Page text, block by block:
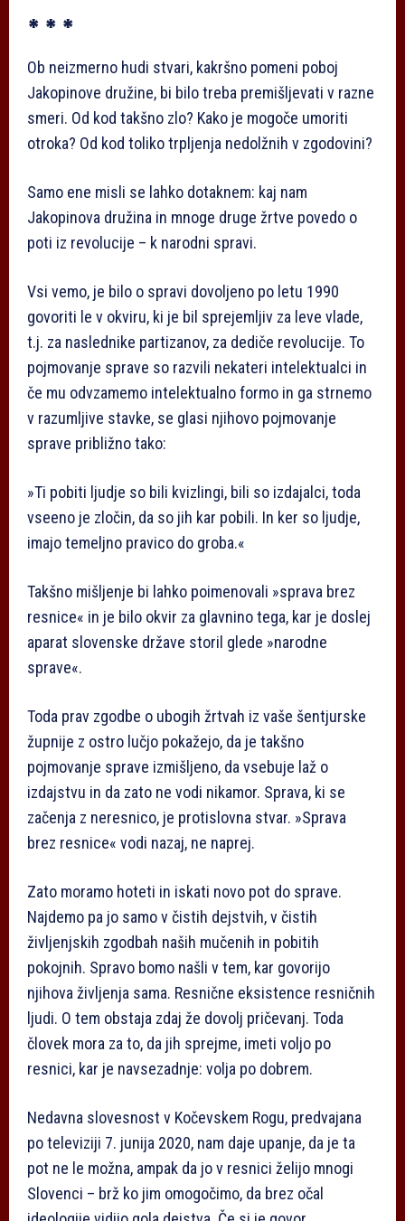
* * *
Ob neizmerno hudi stvari, kakršno pomeni poboj
Jakopinove družine, bi bilo treba premišljevati v razne
smeri. Od kod takšno zlo? Kako je mogoče umoriti
otroka? Od kod toliko trpljenja nedolžnih v zgodovini?
Samo ene misli se lahko dotaknem: kaj nam
Jakopinova družina in mnoge druge žrtve povedo o
poti iz revolucije – k narodni spravi.
Vsi vemo, je bilo o spravi dovoljeno po letu 1990
govoriti le v okviru, ki je bil sprejemljiv za leve vlade,
t.j. za naslednike partizanov, za dediče revolucije. To
pojmovanje sprave so razvili nekateri intelektualci in
če mu odvzamemo intelektualno formo in ga strnemo
v razumljive stavke, se glasi njihovo pojmovanje
sprave približno tako:
»Ti pobiti ljudje so bili kvizlingi, bili so izdajalci, toda
vseeno je zločin, da so jih kar pobili. In ker so ljudje,
imajo temeljno pravico do groba.«
Takšno mišljenje bi lahko poimenovali »sprava brez
resnice« in je bilo okvir za glavnino tega, kar je doslej
aparat slovenske države storil glede »narodne
sprave«.
Toda prav zgodbe o ubogih žrtvah iz vaše šentjurske
župnije z ostro lučjo pokažejo, da je takšno
pojmovanje sprave izmišljeno, da vsebuje laž o
izdajstvu in da zato ne vodi nikamor. Sprava, ki se
začenja z neresnico, je protislovna stvar. »Sprava
brez resnice« vodi nazaj, ne naprej.
Zato moramo hoteti in iskati novo pot do sprave.
Najdemo pa jo samo v čistih dejstvih, v čistih
življenjskih zgodbah naših mučenih in pobitih
pokojnih. Spravo bomo našli v tem, kar govorijo
njihova življenja sama. Resnične eksistence resničnih
ljudi. O tem obstaja zdaj že dovolj pričevanj. Toda
človek mora za to, da jih sprejme, imeti voljo po
resnici, kar je navsezadnje: volja po dobrem.
Nedavna slovesnost v Kočevskem Rogu, predvajana
po televiziji 7. junija 2020, nam daje upanje, da je ta
pot ne le možna, ampak da jo v resnici želijo mnogi
Slovenci – brž ko jim omogočimo, da brez očal